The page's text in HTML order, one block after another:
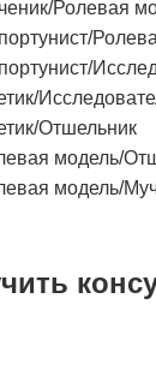
Ролевая
Отшельник
модель/
модель/